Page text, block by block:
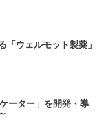
「ウェルモット製薬」
ーター」を開発・導